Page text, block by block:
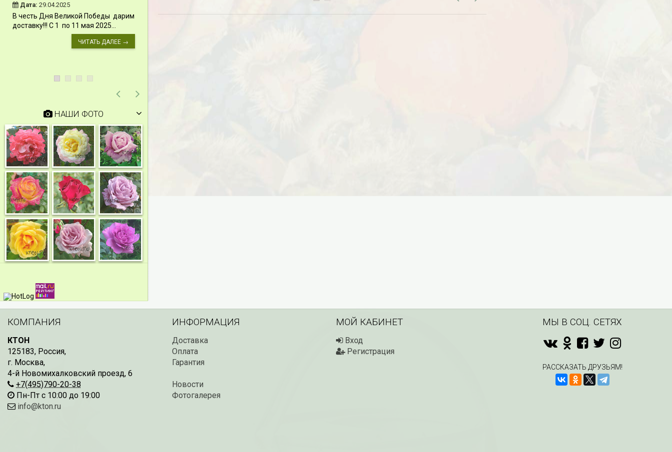
Дата: 29.04.2025
В честь Дня Великой Победы дарим
доставку!!! С 1 по 11 мая 2025...
ЧИТАТЬ ДАЛЕЕ →
В первый день весны в честь 8
Дарим доставку!!! С 20 октября по 20
НАШИ ФОТО
КОМПАНИЯ
КТОН
125183, Россия,
г. Москва,
4-й Новомихалковский проезд, 6
+7(495)790-20-38
Пн-Пт с 10:00 до 19:00
info@kton.ru
ИНФОРМАЦИЯ
Доставка
Оплата
Гарантия
Новости
Фотогалерея
МОЙ КАБИНЕТ
Вход
Регистрация
МЫ В СОЦ. СЕТЯХ
РАССКАЗАТЬ ДРУЗЬЯМ!